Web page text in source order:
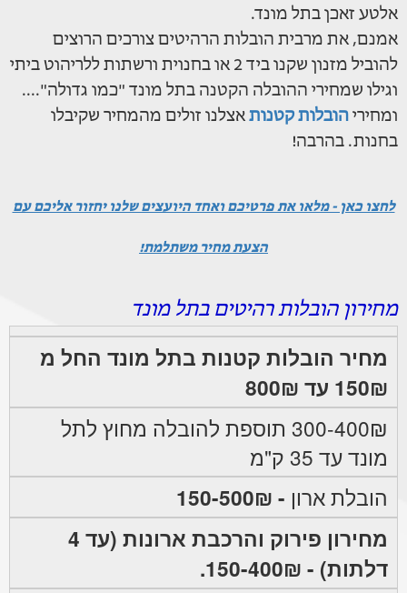
אלטע זאכן בתל מונד.
אמנם, את מרבית הובלות הרהיטים צורכים הרוצים
להוביל מזנון שקנו ביד 2 או בחנוית ורשתות ללריהוט ביתי
וגילו שמחירי ההובלה הקטנה בתל מונד "כמו גדולה"....
ומחירי הובלות קטנות אצלנו זולים מהמחיר שקיבלו
בחנות. בהרבה!
לחצו כאן - מלאו את פרטיכם ואחד היועצים שלנו יחזור אליכם עם
הצעת מחיר משתלמת!
מחירון הובלות רהיטים בתל מונד
מחיר הובלות קטנות בתל מונד החל מ
150₪ עד 800₪
300-400₪ תוספת להובלה מחוץ לתל
מונד עד 35 ק"מ
הובלת ארון - 150-500₪
מחירון פירוק והרכבת ארונות (עד 4
דלתות) - 150-400₪.